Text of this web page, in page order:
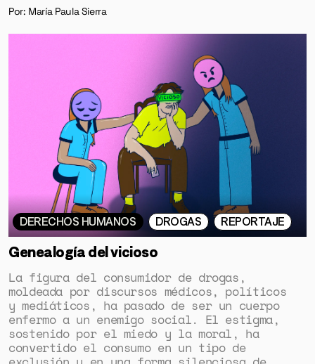
Por: María Paula Sierra
DERECHOS HUMANOS DROGAS REPORTAJE
Genealogía del vicioso
La figura del consumidor de drogas,
moldeada por discursos médicos, políticos
y mediáticos, ha pasado de ser un cuerpo
enfermo a un enemigo social. El estigma,
sostenido por el miedo y la moral, ha
convertido el consumo en un tipo de